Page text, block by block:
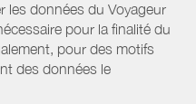
les données du Voyageur
pour la finalité du
pour des motifs
des données le